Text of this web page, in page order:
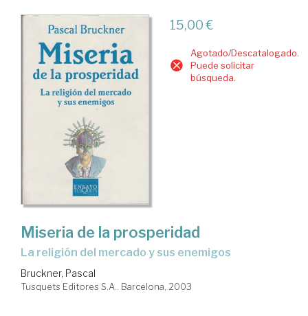
15,00 €
Agotado/Descatalogado.
Puede solicitar
búsqueda.
Miseria de la prosperidad
la religión del mercado y sus enemigos
Bruckner, Pascal
Tusquets Editores S.A.. Barcelona, 2003